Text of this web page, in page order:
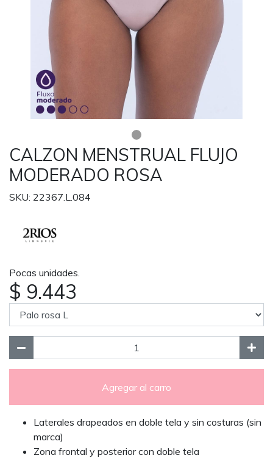
CALZON MENSTRUAL FLUJO
MODERADO ROSA
SKU: 22367.L.084
Pocas unidades.
$ 9.443
Agregar al carro
Laterales drapeados en doble tela y sin costuras (sin
marca)
Zona frontal y posterior con doble tela